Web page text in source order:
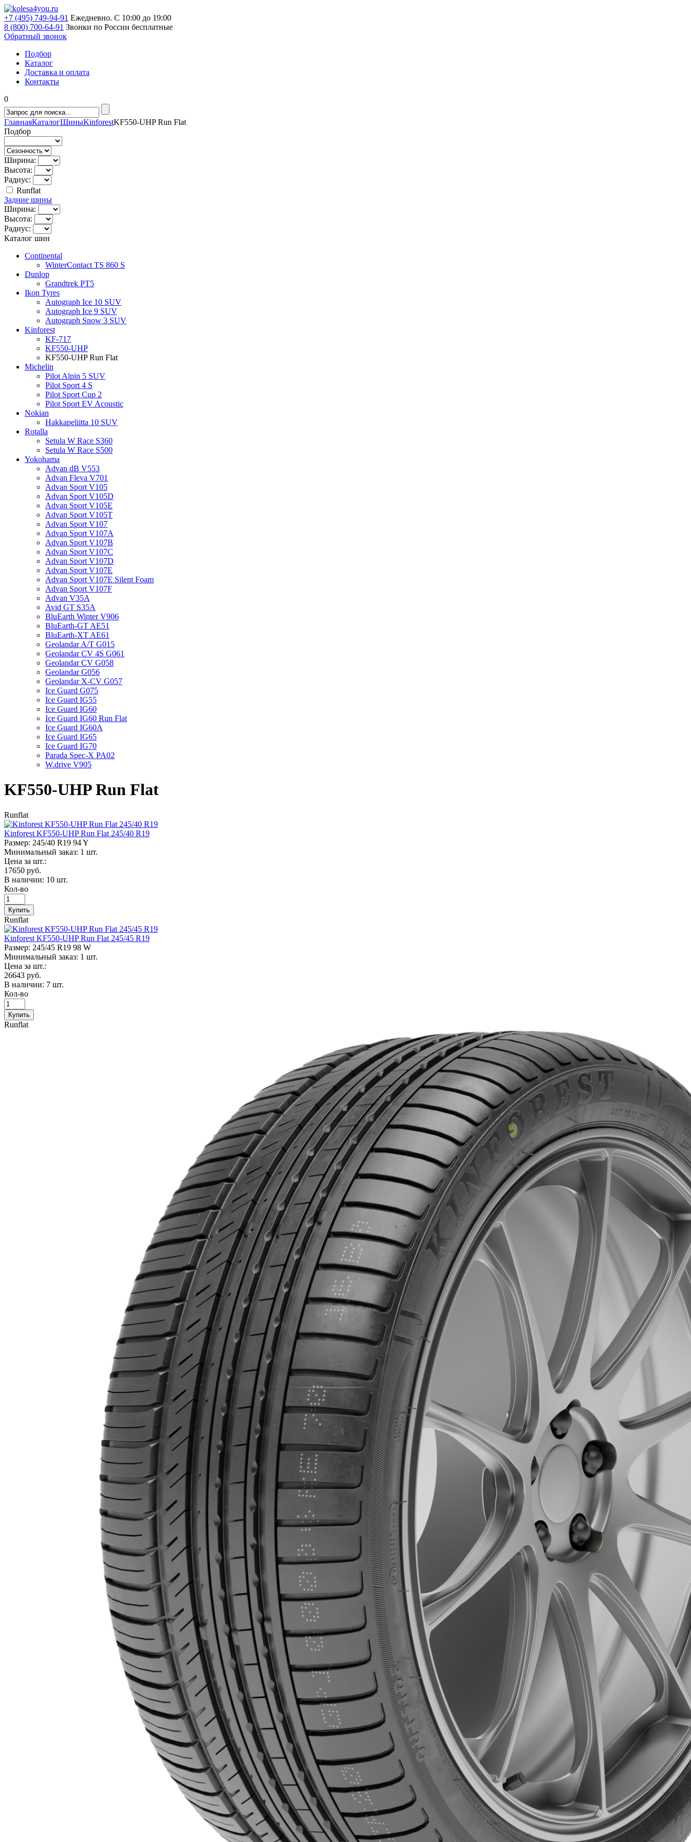
+7 (495) 749-94-91 Ежедневно. С 10:00 до 19:00
8 (800) 700-64-91 Звонки по России бесплатные
Обратный звонок
Подбор
Каталог
Доставка и оплата
Контакты
0
ГлавнаяКаталогШиныKinforestKF550-UHP Run Flat
Подбор
Ширина:
Высота:
Радиус:
Runflat
Задние шины
Ширина:
Высота:
Радиус:
Каталог шин
Continental
WinterContact TS 860 S
Dunlop
Grandtrek PT5
Ikon Tyres
Autograph Ice 10 SUV
Autograph Ice 9 SUV
Autograph Snow 3 SUV
Kinforest
KF-717
KF550-UHP
KF550-UHP Run Flat
Michelin
Pilot Alpin 5 SUV
Pilot Sport 4 S
Pilot Sport Cup 2
Pilot Sport EV Acoustic
Nokian
Hakkapeliitta 10 SUV
Rotalla
Setula W Race S360
Setula W Race S500
Yokohama
Advan dB V553
Advan Fleva V701
Advan Sport V105
Advan Sport V105D
Advan Sport V105E
Advan Sport V105T
Advan Sport V107
Advan Sport V107A
Advan Sport V107B
Advan Sport V107C
Advan Sport V107D
Advan Sport V107E
Advan Sport V107E Silent Foam
Advan Sport V107F
Advan V35A
Avid GT S35A
BluEarth Winter V906
BluEarth-GT AE51
BluEarth-XT AE61
Geolandar A/T G015
Geolandar CV 4S G061
Geolandar CV G058
Geolandar G056
Geolandar X-CV G057
Ice Guard G075
Ice Guard IG55
Ice Guard IG60
Ice Guard IG60 Run Flat
Ice Guard IG60A
Ice Guard IG65
Ice Guard IG70
Parada Spec-X PA02
W.drive V905
KF550-UHP Run Flat
Runflat
Kinforest KF550-UHP Run Flat 245/40 R19
Размер: 245/40 R19 94 Y
Минимальный заказ: 1 шт.
Цена за шт.:
17650 руб.
В наличии: 10 шт.
Кол-во
Runflat
Kinforest KF550-UHP Run Flat 245/45 R19
Размер: 245/45 R19 98 W
Минимальный заказ: 1 шт.
Цена за шт.:
26643 руб.
В наличии: 7 шт.
Кол-во
Runflat